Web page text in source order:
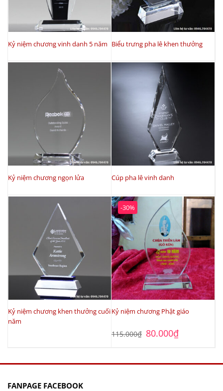
Kỷ niệm chương vinh danh 5 năm Biểu trưng pha lê khen thưởng
Kỷ niệm chương ngọn lửa Cúp pha lê vinh danh
Kỷ niệm chương khen thưởng cuối
năm
-30%
Kỷ niệm chương Phật giáo
115.000₫ Giá
gốc
80.000₫Giá
FANPAGE FACEBOOK